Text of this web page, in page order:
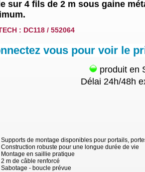
sur 4 fils de 2 m sous gaine
: DC118 / 552064
vous pour voir le
produit en
Délai 24h/48h
Supports de montage disponibles pour portails,
Construction robuste pour une longue durée de vie
Montage en saillie pratique
2 m de câble renforcé
Sabotage - boucle prévue